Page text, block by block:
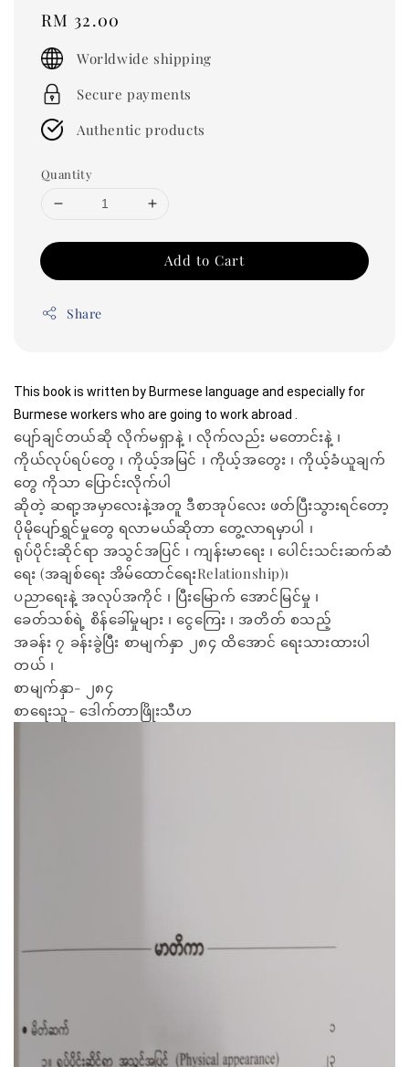
Regular
price
RM 32.00
Worldwide shipping
Secure payments
Authentic products
Quantity
Add to Cart
Share
This book is written by Burmese language and especially for
Burmese workers who are going to work abroad .
ပျော်ချင်တယ်ဆို လိုက်မရှာနဲ့ ၊ လိုက်လည်း မတောင်းနဲ့ ၊
ကိုယ်လုပ်ရပ်တွေ ၊ ကိုယ့်အမြင် ၊ ကိုယ့်အတွေး ၊ ကိုယ့်ခံယူချက်
တွေ ကိုသာ ပြောင်းလိုက်ပါ
ဆိုတဲ့ ဆရာ့အမှာလေးနဲ့အတူ ဒီစာအုပ်လေး ဖတ်ပြီးသွားရင်တော့
ပိုမိုပျော်ရွှင်မှုတွေ ရလာမယ်ဆိုတာ တွေ့လာရမှာပါ ၊
ရုပ်ပိုင်းဆိုင်ရာ အသွင်အပြင် ၊ ကျန်းမာရေး ၊ ပေါင်းသင်းဆက်ဆံ
ရေး (အချစ်ရေး အိမ်ထောင်ရေးRelationship)၊
ပညာရေးနဲ့ အလုပ်အကိုင် ၊ ပြီးမြောက် အောင်မြင်မှု ၊
ခေတ်သစ်ရဲ့ စိန်ခေါ်မှုများ ၊ ငွေကြေး ၊ အတိတ် စသည့်
အခန်း ၇ ခန်းခွဲပြီး စာမျက်နှာ ၂၈၄ ထိအောင် ရေးသားထားပါ
တယ် ၊
စာမျက်နှာ- ၂၈၄
စာရေးသူ- ဒေါက်တာဖြိုးသီဟ